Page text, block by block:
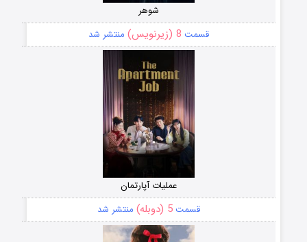
شوهر
قسمت 8 (زیرنویس) منتشر شد
عملیات آپارتمان
قسمت5 (دوبله) منتشر شد